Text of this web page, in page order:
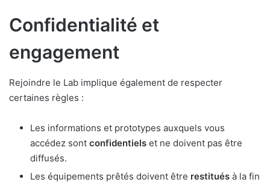
Confidentialité et
engagement
Rejoindre le Lab implique également de respecter
certaines règles :
Les informations et prototypes auxquels vous
accédez sont confidentiels et ne doivent pas être
diffusés.
Les équipements prêtés doivent être restitués à la fin